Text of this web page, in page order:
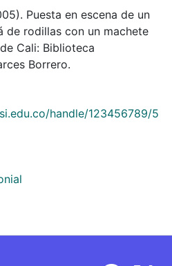
Puesta en escena de un
de rodillas con un machete
Cali: Biblioteca
Borrero.
handle/123456789/5